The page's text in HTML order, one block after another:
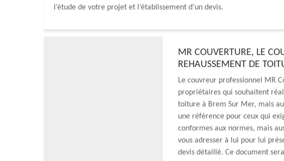
l’étude de votre projet et l’établissement d’un devis.
MR COUVERTURE, LE
REHAUSSEMENT DE
Le couvreur professionnel MR
propriétaires qui souhaitent
toiture à Brem Sur Mer, mais
une référence pour ceux qui
conformes aux normes, mais
vous adresser à lui pour lui
devis détaillé. Ce document